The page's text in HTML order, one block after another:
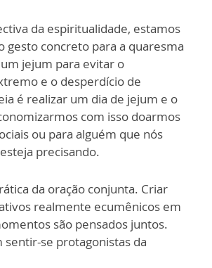
da espiritualidade, estamos
gesto concreto para a quaresma
jejum para evitar o
e o desperdício de
é realizar um dia de jejum e o
com isso doarmos
ou para alguém que nós
precisando.
da oração conjunta. Criar
realmente ecumênicos em
são pensados juntos.
sentir-se protagonistas da